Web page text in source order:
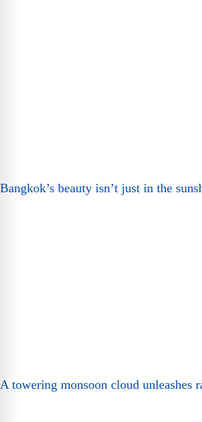
Bangkok’s beauty isn’t just in the
A towering monsoon cloud unleashes